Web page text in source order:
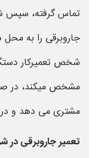
تماس گرفته، سپس
جاروبرقی را به
شخص تعمیرکار
مشخص میکند، در
مشتری می دهد و در
تعمیر جاروبرقی در